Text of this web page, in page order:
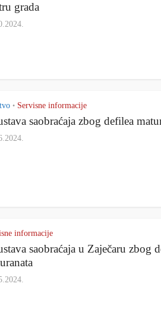
grada
• Servisne informacije
saobraćaja zbog defilea
informacije
saobraćaja u Zaječaru zbog